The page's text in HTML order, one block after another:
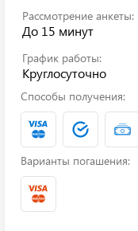
Рассмотрение анкеты:
До 15 минут
График работы:
Круглосуточно
Способы получения:
Варианты погашения: